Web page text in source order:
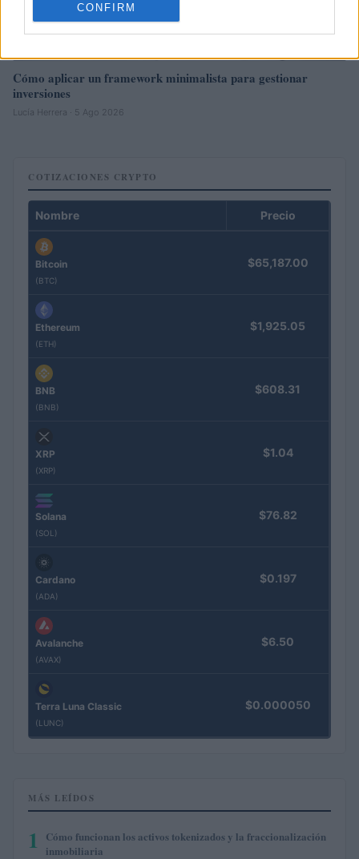
CONFIRM
Cómo aplicar un framework minimalista para gestionar
inversiones
Lucía Herrera · 5 Ago 2026
COTIZACIONES CRYPTO
Nombre Precio
Bitcoin
(BTC)
$65,187.00
Ethereum
(ETH)
$1,925.05
BNB
(BNB)
$608.31
XRP
(XRP)
$1.04
Solana
(SOL)
$76.82
Cardano
(ADA)
$0.197
Avalanche
(AVAX)
$6.50
Terra Luna Classic
(LUNC)
$0.000050
MÁS LEÍDOS
1
Cómo funcionan los activos tokenizados y la fraccionalización
inmobiliaria